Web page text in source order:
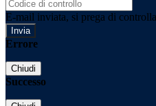
E-mail inviata, si prega di
Errore
Chiudi
Successo